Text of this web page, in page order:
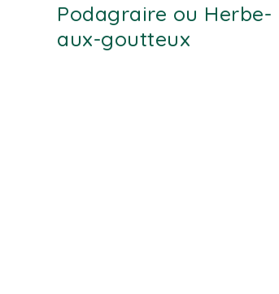
Podagraire ou Herbe-
aux-goutteux